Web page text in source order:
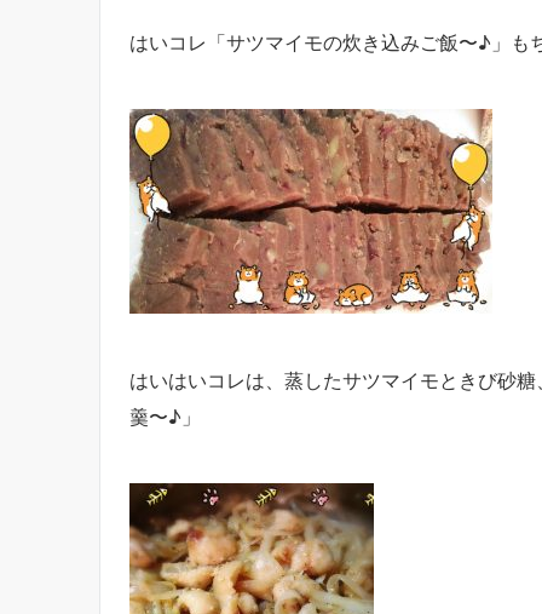
はいコレ「サツマイモの炊き込みご飯〜♪」も
はいはいコレは、蒸したサツマイモときび砂
羹〜♪」